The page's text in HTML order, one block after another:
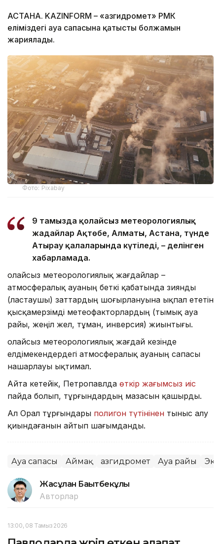
АСТАНА. KAZINFORM – «Қазгидромет» РМК
еліміздегі ауа сапасына қатысты болжамын
жариялады.
Фото: Pixabay
9 тамызда қолайсыз метеорологиялық
жағдайлар Ақтөбе, Алматы, Астана, түнде
Атырау қалаларында күтіледі, – делінген
хабарламада.
Қолайсыз метеорологиялық жағдайлар –
атмосфералық ауаның беткі қабатында зиянды
(ластаушы) заттардың шоғырлануына ықпал ететін
қысқамерзімді метеофакторлардың (тымық ауа
райы, жеңіл жел, тұман, инверсия) жиынтығы.
Қолайсыз метеорологиялық жағдай кезінде
елдімекендердегі атмосфералық ауаның сапасы
нашарлауы ықтимал.
Айта кетейік, Петропавлда өткір жағымсыз иіс
пайда болып, тұрғындардың мазасын қашырды.
Ал Орал тұрғындары полигон түтінінен тыныс алу
қиындағанын айтып шағымданды.
Ауа сапасы Аймақ Қазгидромет Ауа райы
Жасұлан Бақытбекұлы
Авторлар
13:00, 08 Тамыз 2026